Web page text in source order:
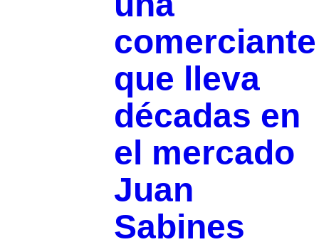
comerciante
que lleva
décadas en
el mercado
Juan
Sabines